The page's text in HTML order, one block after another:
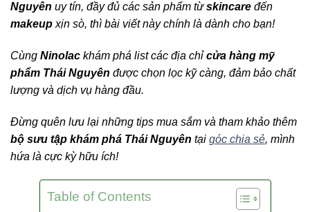
Nguyên uy tín, đầy đủ các sản phẩm từskincare đến
makeupxịn sò, thì bài viết này chính là dành cho bạn!
Cùng Ninolac khám phá list các địa chỉcửa hàng mỹ
phẩm Thái Nguyên được chọn lọc kỹ càng, đảm bảo chất
lượng và dịch vụ hàng đầu.
Đừng quên lưu lại những tips mua sắm và tham khảo thêm
bộ sưu tập khám phá Thái Nguyên tại góc chia sẻ, mình
hứa là cực kỳ hữu ích!
Table of Contents